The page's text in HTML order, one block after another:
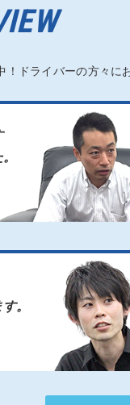
ドライバーの方々に
。